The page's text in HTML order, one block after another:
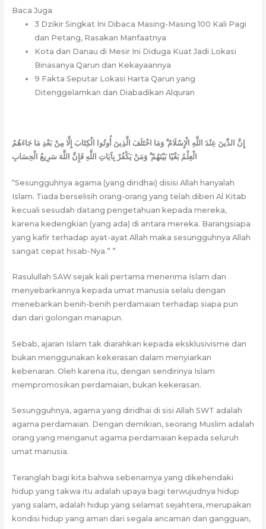
Baca Juga
3 Dzikir Singkat Ini Dibaca Masing-Masing 100 Kali Pagi
dan Petang, Rasakan Manfaatnya
Kota dan Danau di Mesir Ini Diduga Kuat Jadi Lokasi
Binasanya Qarun dan Kekayaannya
9 Fakta Seputar Lokasi Harta Qarun yang
Ditenggelamkan dan Diabadikan Alquran
إِنَّ الدِّينَ عِنْدَ اللَّهِ الْإِسْلَامُ ۗ وَمَا اخْتَلَفَ الَّذِينَ أُوتُوا الْكِتَابَ إِلَّا مِنْ بَعْدِ مَا جَاءَهُمُ
الْعِلْمُ بَغْيًا بَيْنَهُمْ ۗ وَمَنْ يَكْفُرْ بِآيَاتِ اللَّهِ فَإِنَّ اللَّهَ سَرِيعُ الْحِسَابِ
“Sesungguhnya agama (yang diridhai) disisi Allah hanyalah
Islam. Tiada berselisih orang-orang yang telah diberi Al Kitab
kecuali sesudah datang pengetahuan kepada mereka,
karena kedengkian (yang ada) di antara mereka. Barangsiapa
yang kafir terhadap ayat-ayat Allah maka sesungguhnya Allah
sangat cepat hisab-Nya.” ”
Rasulullah SAW sejak kali pertama menerima Islam dan
menyebarkannya kepada umat manusia selalu dengan
menebarkan benih-benih perdamaian terhadap siapa pun
dan dari golongan manapun.
Sebab, ajaran Islam tak diarahkan kepada eksklusivisme dan
bukan menggunakan kekerasan dalam menyiarkan
kebenaran. Oleh karena itu, dengan sendirinya Islam
mempromosikan perdamaian, bukan kekerasan.
Sesungguhnya, agama yang diridhai di sisi Allah SWT adalah
agama perdamaian. Dengan demikian, seorang Muslim adalah
orang yang menganut agama perdamaian kepada seluruh
umat manusia.
Teranglah bagi kita bahwa sebenarnya yang dikehendaki
hidup yang takwa itu adalah upaya bagi terwujudnya hidup
yang salam, adalah hidup yang selamat sejahtera, merupakan
kondisi hidup yang aman dari segala ancaman dan gangguan,